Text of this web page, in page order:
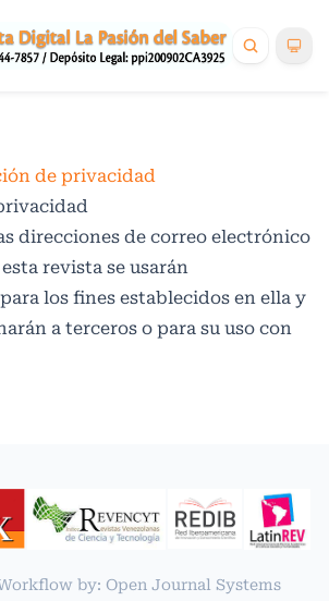
de privacidad
direcciones de correo electrónico
revista se usarán
los fines establecidos en ella y
a terceros o para su uso con
by: Open Journal Systems